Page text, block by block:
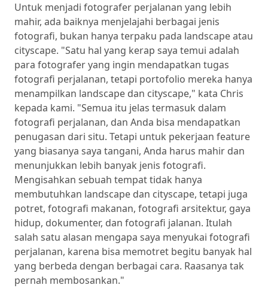
Untuk menjadi fotografer perjalanan yang lebih
mahir, ada baiknya menjelajahi berbagai jenis
fotografi, bukan hanya terpaku pada landscape atau
cityscape. "Satu hal yang kerap saya temui adalah
para fotografer yang ingin mendapatkan tugas
fotografi perjalanan, tetapi portofolio mereka hanya
menampilkan landscape dan cityscape," kata Chris
kepada kami. "Semua itu jelas termasuk dalam
fotografi perjalanan, dan Anda bisa mendapatkan
penugasan dari situ. Tetapi untuk pekerjaan feature
yang biasanya saya tangani, Anda harus mahir dan
menunjukkan lebih banyak jenis fotografi.
Mengisahkan sebuah tempat tidak hanya
membutuhkan landscape dan cityscape, tetapi juga
potret, fotografi makanan, fotografi arsitektur, gaya
hidup, dokumenter, dan fotografi jalanan. Itulah
salah satu alasan mengapa saya menyukai fotografi
perjalanan, karena bisa memotret begitu banyak hal
yang berbeda dengan berbagai cara. Raasanya tak
pernah membosankan."